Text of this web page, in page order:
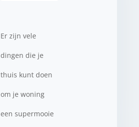
Er zijn vele
dingen die je
thuis kunt doen
om je woning
een supermooie